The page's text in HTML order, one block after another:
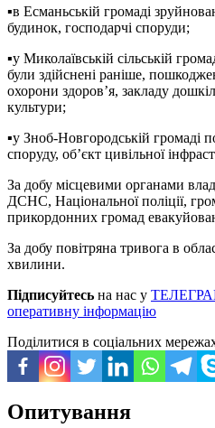
▪️в Есманьській громаді
будинок, господарчі споруди;
▪️у Миколаївській сільській
були здійснені раніше,
охорони здоров’я, закладу
культури;
▪️у Зноб-Новгородській громаді
споруду, об’єкт цивільної
За добу місцевими органами
ДСНС, Національної поліції,
прикордонних громад
За добу повітряна тривога в
хвилини.
Підписуйтесь на нас у
оперативну інформацію
Поділитися в соціальних
Опитування